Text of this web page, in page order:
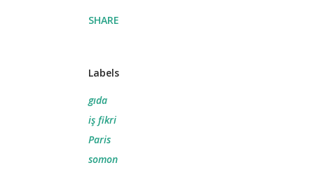
SHARE
Labels
gıda
iş fikri
Paris
somon